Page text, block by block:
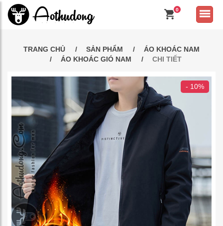
0
TRANG CHỦ SẢN PHẨM
ÁO KHOÁC NAM
ÁO KHOÁC GIÓ NAM
CHI TIẾT
- 10%